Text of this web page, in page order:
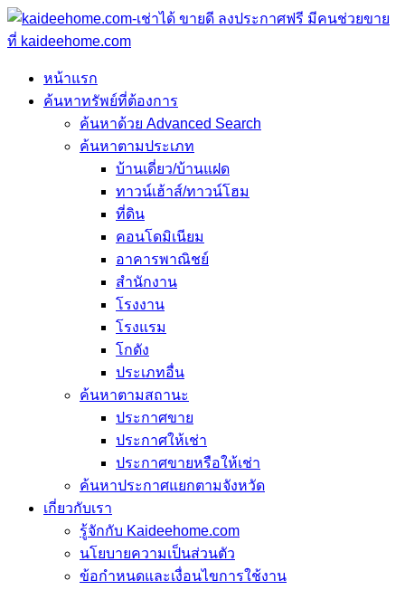
หน้าแรก
ค้นหาทรัพย์ที่ต้องการ
ค้นหาด้วย Advanced Search
ค้นหาตามประเภท
บ้านเดี่ยว/บ้านแฝด
ทาวน์เฮ้าส์/ทาวน์โฮม
ที่ดิน
คอนโดมิเนียม
อาคารพาณิชย์
สำนักงาน
โรงงาน
โรงแรม
โกดัง
ประเภทอื่น
ค้นหาตามสถานะ
ประกาศขาย
ประกาศให้เช่า
ประกาศขายหรือให้เช่า
ค้นหาประกาศแยกตามจังหวัด
เกี่ยวกับเรา
รู้จักกับ Kaideehome.com
นโยบายความเป็นส่วนตัว
ข้อกำหนดและเงื่อนไขการใช้งาน